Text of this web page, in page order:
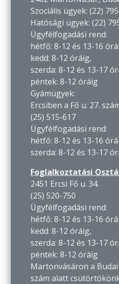
Szociális ügyek: (22)
Hatósági ügyek: (22)
Ügyfélfogadási rend:
hétfő: 8-12 és 13-16
kedd: 8-12 óráig,
szerda: 8-12 és 13-17
péntek: 8-12 óráig
Gyámügyek:
Ercsiben a Fő u. 27.
(25) 515-617
Ügyfélfogadási rend:
hétfő: 8-12 és 13-16
szerda: 8-12 és 13-17
Foglalkoztatási
2451 Ercsi Fő u. 34.
(25) 520-750
Ügyfélfogadási rend:
hétfő: 8-12 és 13-16
kedd: 8-12 óráig,
szerda: 8-12 és 13-17
péntek: 8-12 óráig
Martonvásáron a Budai
szám alatt